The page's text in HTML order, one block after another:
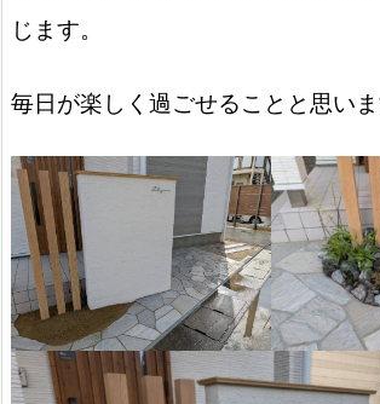
じます。
毎日が楽しく過ごせることと思いま